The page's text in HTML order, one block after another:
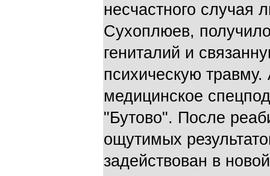
несчастного случая
Сухоплюев,
гениталий и
психическую
медицинское
"Бутово". После
ощутимых
задействован в